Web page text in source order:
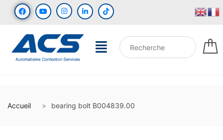
Accueil bearing bolt B004839.00